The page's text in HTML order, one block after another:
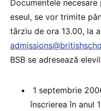
Documentele
eseul, se vor trimite
târziu de ora 13.00, la
BSB se adresează
1 septembrie
înscrierea în anul